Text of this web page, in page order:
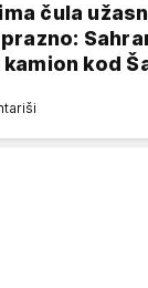
čula
kod